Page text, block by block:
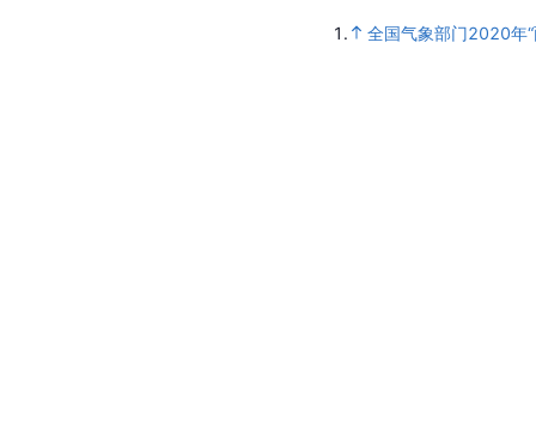
1. 全国气象部门2020年“